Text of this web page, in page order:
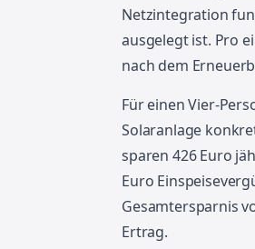
Netzintegration
ausgelegt ist. Pro
nach dem
Für einen Vier-
Solaranlage
sparen 426 Euro
Euro
Gesamtersparnis
Ertrag.